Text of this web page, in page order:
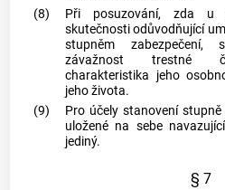
(8)
Při posuzování, zda u
skutečnosti odůvodňující
stupněm zabezpečení,
závažnost trestné
charakteristika jeho
jeho života.
(9)
Pro účely stanovení
uložené na sebe
jediný.
§ 7